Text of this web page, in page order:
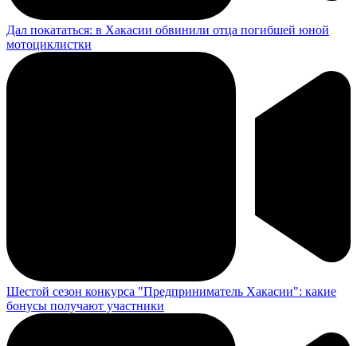
Дал покататься: в Хакасии обвинили отца погибшей юной
мотоциклистки
Шестой сезон конкурса "Предприниматель Хакасии": какие
бонусы получают участники